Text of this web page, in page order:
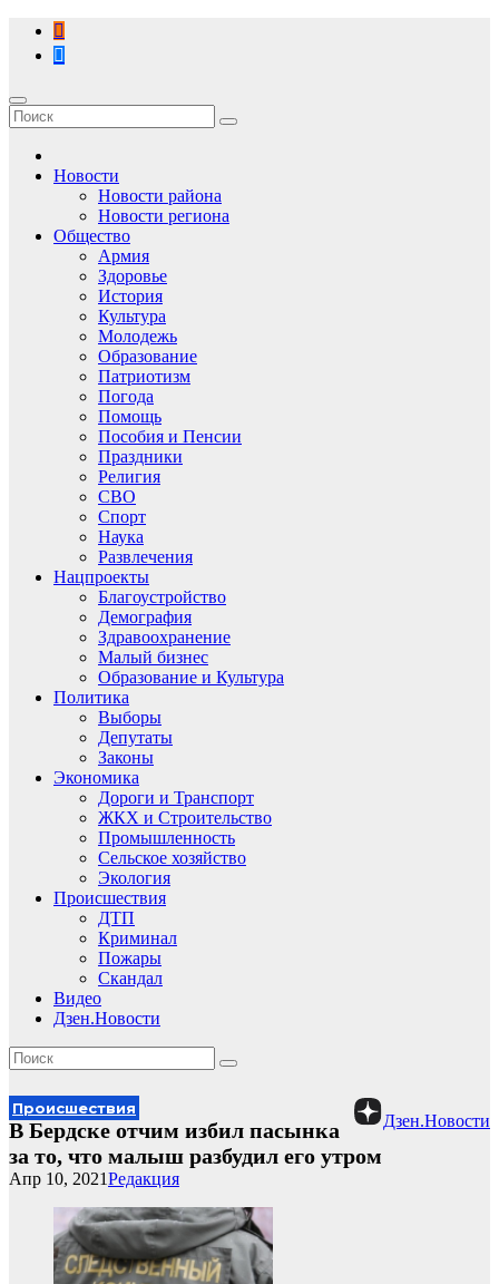
Перейти
содержимому
Новости
Новости района
Новости региона
Общество
Армия
Здоровье
История
Культура
Молодежь
Образование
Патриотизм
Погода
Помощь
Пособия и Пенсии
Праздники
Религия
СВО
Спорт
Наука
Развлечения
Нацпроекты
Благоустройство
Демография
Здравоохранение
Малый бизнес
Образование и Культура
Политика
Выборы
Депутаты
Законы
Экономика
Дороги и Транспорт
ЖКХ и Строительство
Промышленность
Сельское хозяйство
Экология
Происшествия
ДТП
Криминал
Пожары
Скандал
Видео
Дзен.Новости
Дзен.Новости
Происшествия
В Бердске отчим избил пасынка
за то, что малыш разбудил его утром
Редакция
Апр 10, 2021